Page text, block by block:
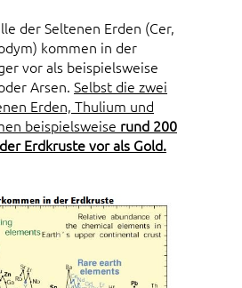
der Seltenen Erden (Cer,
kommen in der
vor als beispielsweise
Arsen. Selbst die zwei
Erden, Thulium und
beispielsweise rund 200
Erdkruste vor als Gold.